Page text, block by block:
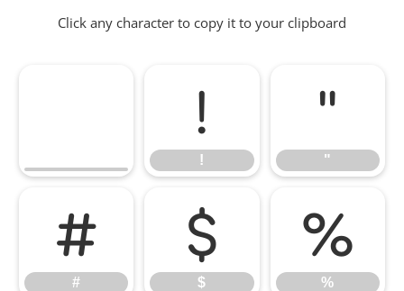
Click any character to copy it to your clipboard
!
!
"
"
#
#
$
$
%
%